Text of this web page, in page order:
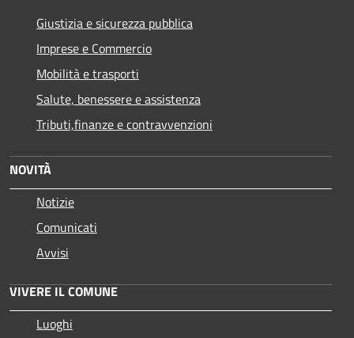
Giustizia e sicurezza pubblica
Imprese e Commercio
Mobilità e trasporti
Salute, benessere e assistenza
Tributi,finanze e contravvenzioni
NOVITÀ
Notizie
Comunicati
Avvisi
VIVERE IL COMUNE
Luoghi